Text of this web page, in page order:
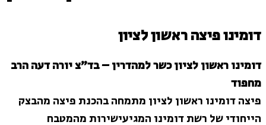
דומינו פיצה ראשון לציון
דומינו ראשון לציון כשר למהדרין – בד"צ יורה דעה הרב
מחפוד
פיצה דומינו ראשון לציון מתמחה בהכנת פיצה מהבצק
הייחודי של רשת דומינו המגיעישירות מהמטבח